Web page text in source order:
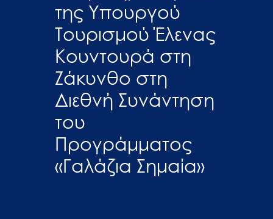
της Υπουργού
Τουρισμού Έλενας
Κουντουρά στη
Ζάκυνθο στη
Διεθνή Συνάντηση
του
Προγράμματος
«Γαλάζια Σημαία»